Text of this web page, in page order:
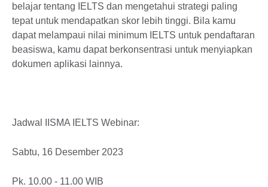
belajar tentang IELTS dan mengetahui strategi paling
tepat untuk mendapatkan skor lebih tinggi. Bila kamu
dapat melampaui nilai minimum IELTS untuk pendaftaran
beasiswa, kamu dapat berkonsentrasi untuk menyiapkan
dokumen aplikasi lainnya.
Jadwal IISMA IELTS Webinar:
Sabtu, 16 Desember 2023
Pk. 10.00 - 11.00 WIB